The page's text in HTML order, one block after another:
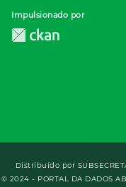
Impulsionado por
Distribuído por
© 2024 - PORTAL DA DADOS